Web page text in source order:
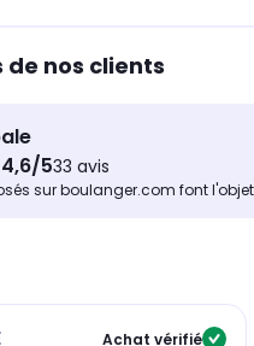
de nos clients
4,6/533 avis
sur boulanger.com font
Achat vérifié